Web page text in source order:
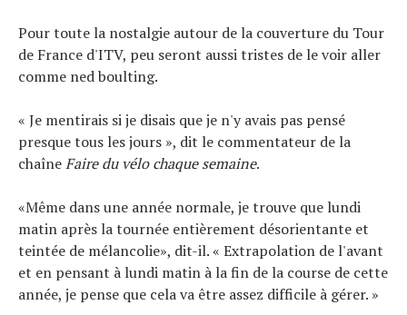
Pour toute la nostalgie autour de la couverture du Tour
de France d'ITV, peu seront aussi tristes de le voir aller
comme ned boulting.
« Je mentirais si je disais que je n'y avais pas pensé
presque tous les jours », dit le commentateur de la
chaîneFaire du vélo chaque semaine.
«Même dans une année normale, je trouve que lundi
matin après la tournée entièrement désorientante et
teintée de mélancolie», dit-il. « Extrapolation de l'avant
et en pensant à lundi matin à la fin de la course de cette
année, je pense que cela va être assez difficile à gérer. »
Actualités
Technologies
Tests de produits
Conseils
Tendances
Tous nos articles